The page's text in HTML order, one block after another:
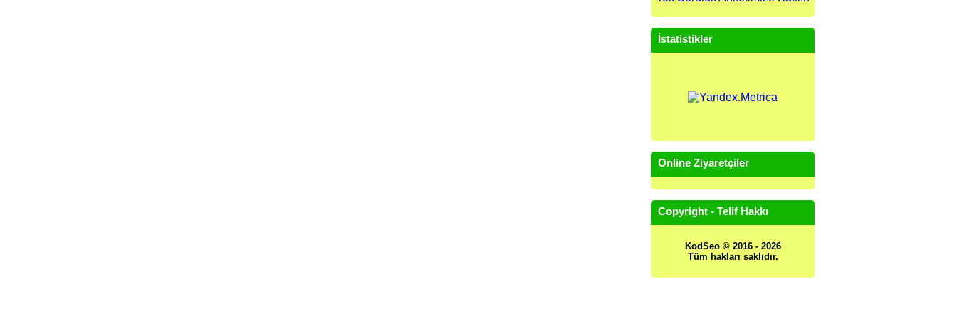
İstatistikler
Online Ziyaretçiler
Copyright - Telif Hakkı
KodSeo © 2016 - 2026
Tüm hakları saklıdır.